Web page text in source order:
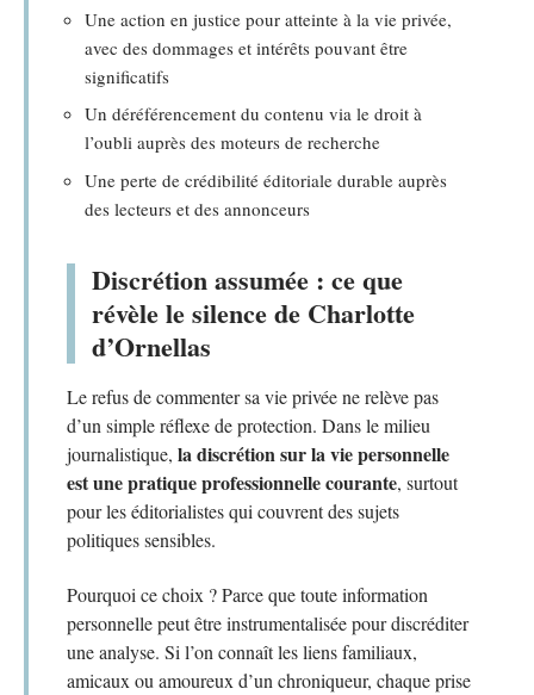
Une action en justice pour atteinte à la vie privée,
avec des dommages et intérêts pouvant être
significatifs
Un déréférencement du contenu via le droit à
l’oubli auprès des moteurs de recherche
Une perte de crédibilité éditoriale durable auprès
des lecteurs et des annonceurs
Discrétion assumée : ce que
révèle le silence de Charlotte
d’Ornellas
Le refus de commenter sa vie privée ne relève pas
d’un simple réflexe de protection. Dans le milieu
journalistique, la discrétion sur la vie personnelle
est une pratique professionnelle courante, surtout
pour les éditorialistes qui couvrent des sujets
politiques sensibles.
Pourquoi ce choix ? Parce que toute information
personnelle peut être instrumentalisée pour discréditer
une analyse. Si l’on connaît les liens familiaux,
amicaux ou amoureux d’un chroniqueur, chaque prise